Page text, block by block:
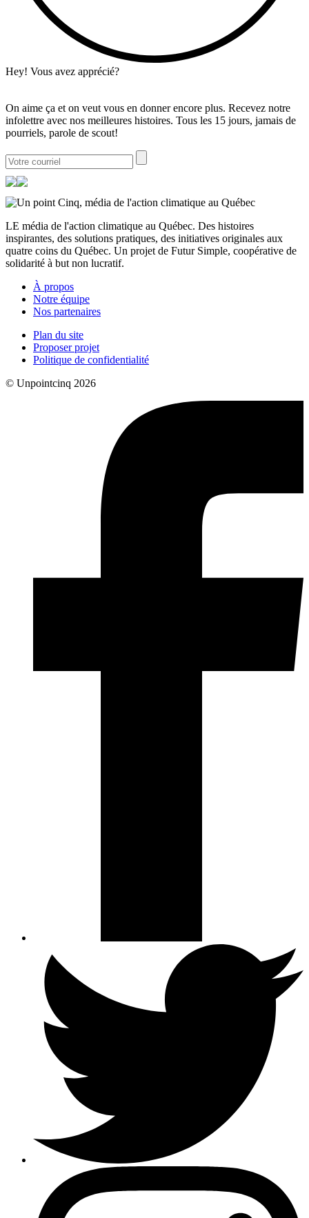
Hey! Vous avez apprécié?
On aime ça et on veut vous en donner encore plus. Recevez notre
infolettre avec nos meilleures histoires. Tous les 15 jours, jamais de
pourriels, parole de scout!
LE média de l'action climatique au Québec. Des histoires
inspirantes, des solutions pratiques, des initiatives originales aux
quatre coins du Québec. Un projet de Futur Simple, coopérative de
solidarité à but non lucratif.
À propos
Notre équipe
Nos partenaires
Plan du site
Proposer projet
Politique de confidentialité
© Unpointcinq 2026